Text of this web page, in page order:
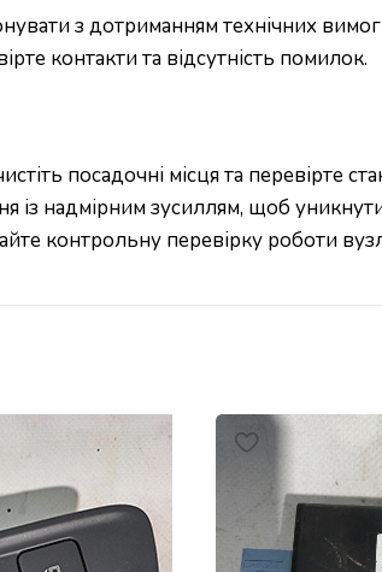
з дотриманням технічних вимог
контакти та відсутність помилок.
посадочні місця та перевірте
із надмірним зусиллям, щоб
контрольну перевірку роботи